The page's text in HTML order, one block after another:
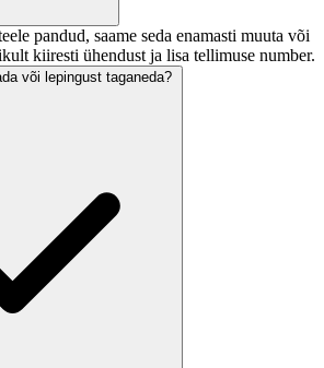
pandud, saame seda enamasti muuta või
kiiresti ühendust ja lisa tellimuse number.
või lepingust taganeda?